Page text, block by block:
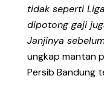
tidak seperti
dipotong gaji
Janjinya
ungkap mantan
Persib Bandung